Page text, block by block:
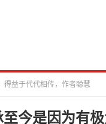
得益于代代相传，作者聪慧
至今是因为有